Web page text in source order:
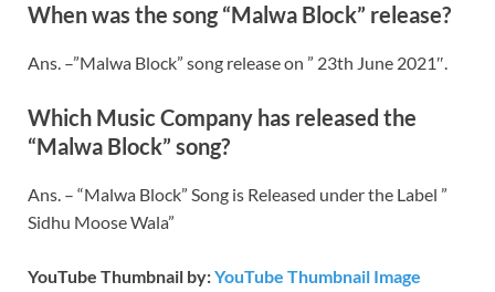
When was the song “Malwa Block” release?
Ans. –”Malwa Block” song release on ” 23th June 2021″.
Which Music Company has released the
“Malwa Block” song?
Ans. – “Malwa Block” Song is Released under the Label ”
Sidhu Moose Wala”
YouTube Thumbnail by:YouTube Thumbnail Image